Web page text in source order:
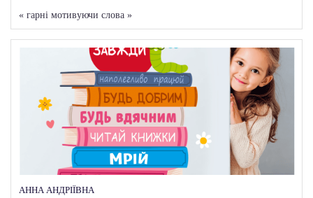
« гарні мотивуючи слова »
АННА АНДРІЇВНА